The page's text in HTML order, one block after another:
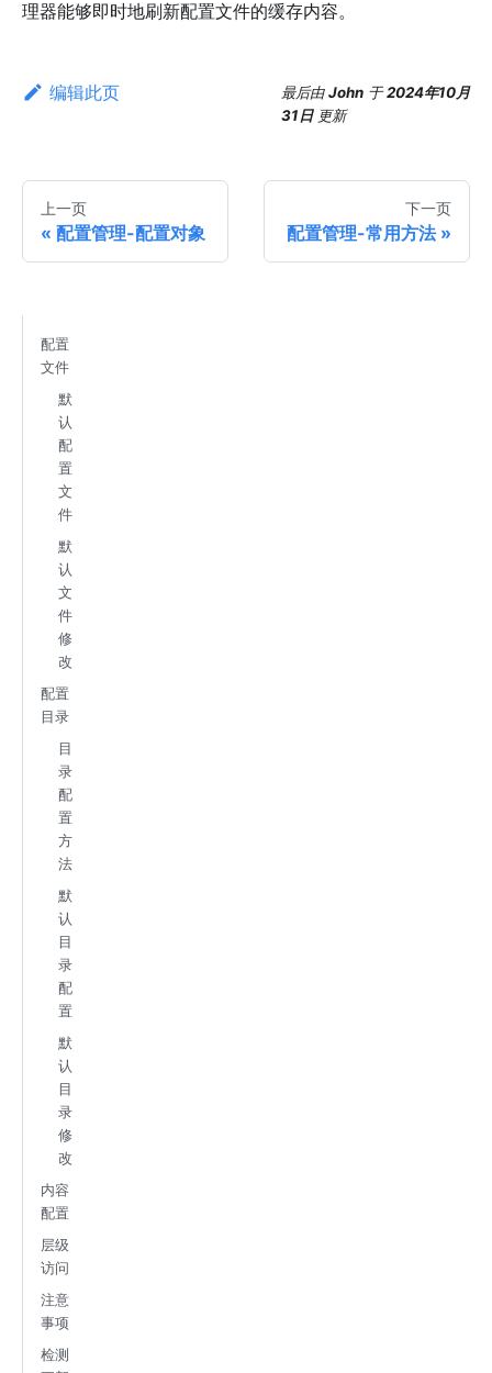
理器能够即时地刷新配置文件的缓存内容。
编辑此页 最后由John 于2024年10月
31日 更新
上一页
配置管理-配置对象
下一页
配置管理-常用方法
配置
文件
默
认
配
置
文
件
默
认
文
件
修
改
配置
目录
目
录
配
置
方
法
默
认
目
录
配
置
默
认
目
录
修
改
内容
配置
层级
访问
注意
事项
检测